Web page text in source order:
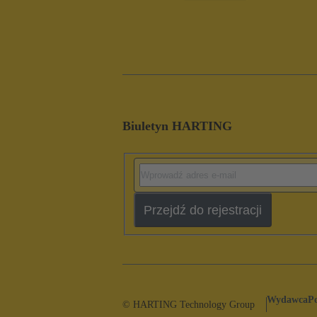
Biuletyn HARTING
Przejdź do rejestracji
© HARTING Technology Group Wydawca